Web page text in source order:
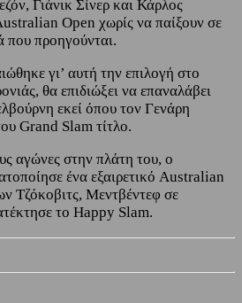
Γιάνικ Σίνερ και Κάρλος
Open χωρίς να παίξουν σε
που προηγούνται.
γι’ αυτή την επιλογή στο
θα επιδιώξει να επαναλάβει
εκεί όπου τον Γενάρη
Grand Slam τίτλο.
αγώνες στην πλάτη του, ο
ένα εξαιρετικό Australian
Τζόκοβιτς, Μεντβέντεφ σε
το Happy Slam.